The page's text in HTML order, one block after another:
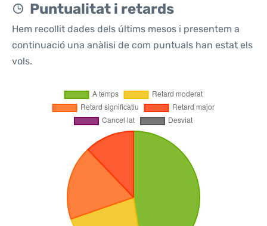
Puntualitat i retards
Hem recollit dades dels últims mesos i presentem a
continuació una anàlisi de com puntuals han estat els
vols.